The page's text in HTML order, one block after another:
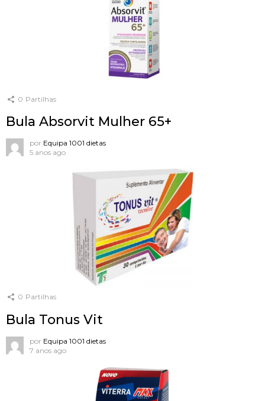
0 Partilhas
Bula Absorvit Mulher 65+
por Equipa 1001 dietas
5 anos ago
0 Partilhas
Bula Tonus Vit
por Equipa 1001 dietas
7 anos ago